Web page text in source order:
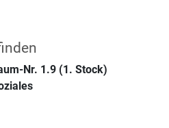
Nr. 1.9 (1. Stock)